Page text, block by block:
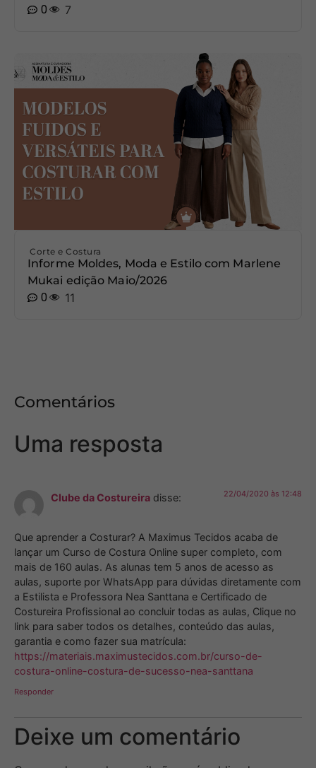
0
7
Corte e Costura
Informe Moldes, Moda e Estilo com Marlene
Mukai edição Maio/2026
0
11
Comentários
Uma resposta
Clube da Costureira disse: 22/04/2020 às 12:48
Que aprender a Costurar? A Maximus Tecidos acaba de
lançar um Curso de Costura Online super completo, com
mais de 160 aulas. As alunas tem 5 anos de acesso as
aulas, suporte por WhatsApp para dúvidas diretamente com
a Estilista e Professora Nea Santtana e Certificado de
Costureira Profissional ao concluir todas as aulas, Clique no
link para saber todos os detalhes, conteúdo das aulas,
garantia e como fazer sua matrícula:
https://materiais.maximustecidos.com.br/curso-de-
costura-online-costura-de-sucesso-nea-santtana
Responder
Deixe um comentário